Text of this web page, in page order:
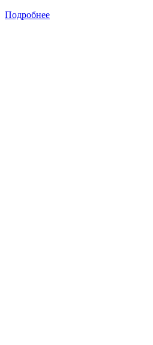
Подробнее